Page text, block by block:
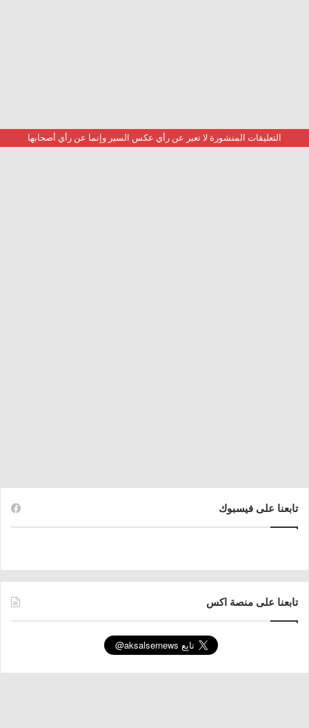
التعليقات المنشورة لا تعبر عن رأي عكس السير وإنما عن رأي أصحابها
تابعنا على فيسبوك
تابعنا على منصة اكس